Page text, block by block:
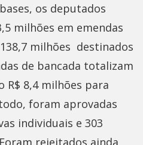
os deputados
milhões em emendas
milhões destinados
de bancada totalizam
R$ 8,4 milhões para
foram aprovadas
individuais e 303
rejeitados ainda